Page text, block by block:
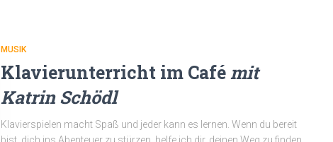
MUSIK
Klavierunterricht im Cafémit
Katrin Schödl
Klavierspielen macht Spaß und jeder kann es lernen. Wenn du bereit